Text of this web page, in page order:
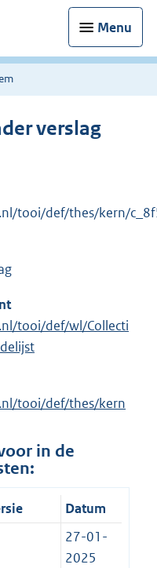
Menu
verslag
tooi/def/thes/kern/
tooi/def/wl/Collecti
tooi/def/thes/kern
in de
Datum
27-01-
2025